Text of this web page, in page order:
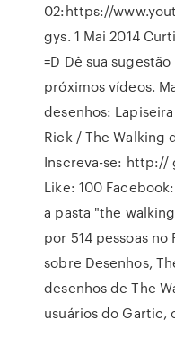
02:https://
gys. 1 Mai 2014
=D Dê sua
próximos vídeos.
desenhos:
Rick / The Walking
Inscreva-se: http://
Like: 100
a pasta "the
por 514 pessoas
sobre Desenhos,
desenhos de The
usuários do Gartic,